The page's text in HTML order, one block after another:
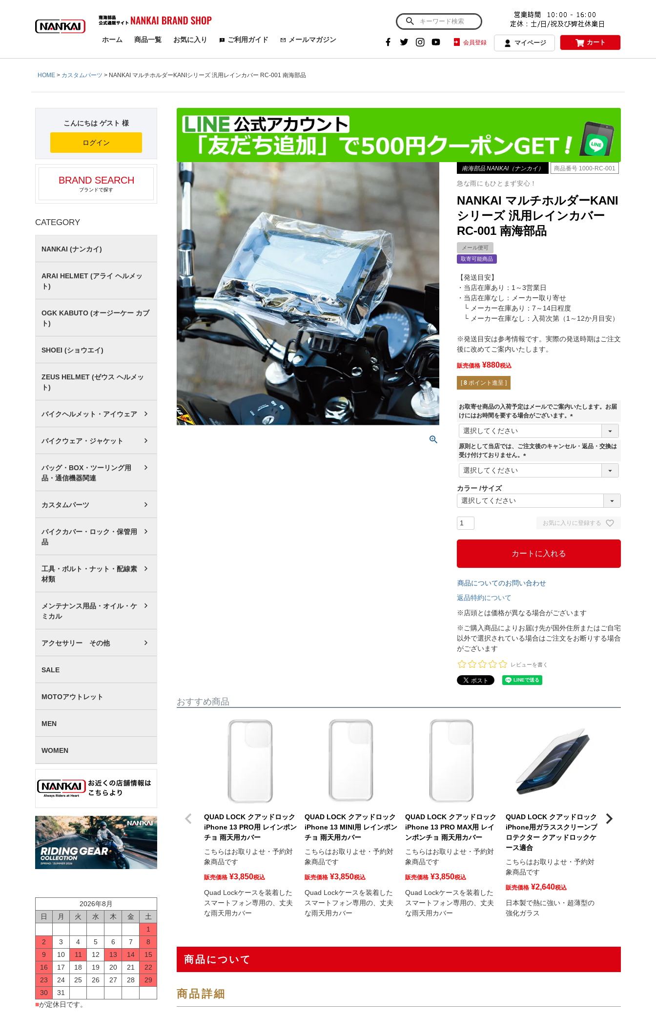
検索
ホーム 商品一覧 お気に入り ご利用ガイド メールマガジン 会員登録 マイページ カート
HOME カスタムパーツ NANKAI マルチホルダーKANIシリーズ 汎用レインカバー RC-001 南海部品
こんにちは ゲスト 様
ログイン
BRAND SEARCH
ブランドで探す
CATEGORY
NANKAI (ナンカイ)
ARAI HELMET (アライ ヘルメッ
ト)
OGK KABUTO (オージーケー カブ
ト)
SHOEI (ショウエイ)
ZEUS HELMET (ゼウス ヘルメッ
ト)
バイクヘルメット・アイウェア
バイクウェア・ジャケット
バッグ・BOX・ツーリング用
品・通信機器関連
カスタムパーツ
バイクカバー・ロック・保管用
品
工具・ボルト・ナット・配線素
材類
メンテナンス用品・オイル・ケ
ミカル
アクセサリー その他
SALE
MOTOアウトレット
MEN
WOMEN
2026年8月
日
月 火 水 木 金
土
1
2
3 4 5 6 7
8
9
10 11 12 13 14
15
16
17 18 19 20 21
22
23
24 25 26 27 28
29
30
31
■が定休日です。
南海部品 NANKAI（ナンカイ） 商品番号 1000-RC-001
急な雨にもひとまず安心！
NANKAI マルチホルダーKANI
シリーズ 汎用レインカバー
RC-001 南海部品
メール便可
取寄可能商品
【発送目安】
・当店在庫あり：1～3営業日
・当店在庫なし：メーカー取り寄せ
└ メーカー在庫あり：7～14日程度
└ メーカー在庫なし：入荷次第（1～12か月目安）
※発送目安は参考情報です。実際の発送時期はご注文
後に改めてご案内いたします。
販売価格 ¥880税込
[ 8 ポイント進呈 ]
お取寄せ商品の入荷予定はメールでご案内いたします。お届
けにはお時間を要する場合がございます。
(
須
原則として当店では、ご注文後のキャンセル・返品・交換は
受け付けておりません。
(
)
カラー サイズ
お気に入りに登録する
カートに入れる
商品についてのお問い合わせ
返品特約について
※店頭とは価格が異なる場合がございます
※ご購入商品によりお届け先が国外住所またはご自宅
以外で選択されている場合はご注文をお断りする場合
がございます
レビューを書く
おすすめ商品
QUAD LOCK クアッドロック
iPhone 13 PRO用 レインポン
チョ 雨天用カバー
こちらはお取りよせ・予約対
象商品です
販売価格 ¥3,850税込
Quad Lockケースを装着した
スマートフォン専用の、丈夫
な雨天用カバー
QUAD LOCK クアッドロック
iPhone 13 MINI用 レインポン
チョ 雨天用カバー
こちらはお取りよせ・予約対
象商品です
販売価格 ¥3,850税込
Quad Lockケースを装着した
スマートフォン専用の、丈夫
な雨天用カバー
QUAD LOCK クアッドロック
iPhone 13 PRO MAX用 レイ
ンポンチョ 雨天用カバー
こちらはお取りよせ・予約対
象商品です
販売価格 ¥3,850税込
Quad Lockケースを装着した
スマートフォン専用の、丈夫
な雨天用カバー
QUAD LOCK クアッドロック
iPhone用ガラススクリーンプ
ロテクター クアッドロックケ
ース適合
こちらはお取りよせ・予約対
象商品です
販売価格 ¥2,640税込
日本製で熱に強い・超薄型の
強化ガラス
QUAD LOCK
商品について
商品詳細